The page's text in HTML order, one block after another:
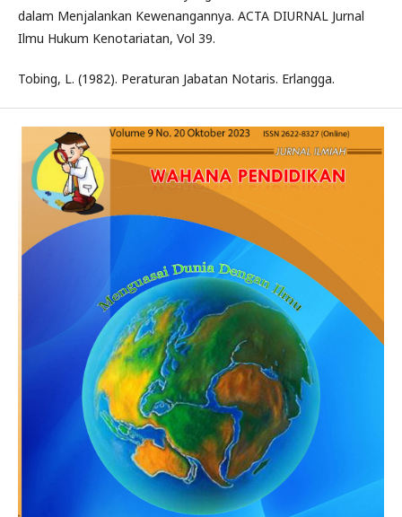
dalam Menjalankan Kewenangannya. ACTA DIURNAL Jurnal
Ilmu Hukum Kenotariatan, Vol 39.
Tobing, L. (1982). Peraturan Jabatan Notaris. Erlangga.